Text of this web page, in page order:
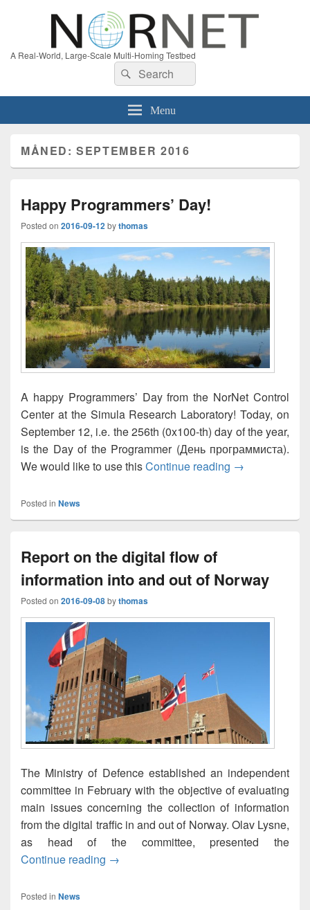
A Real-World, Large-Scale Multi-Homing Testbed
Search
for:
Search
Menu
MÅNED:SEPTEMBER 2016
Happy Programmers’ Day!
Posted on 2016-09-12bythomas
A happy Programmers’ Day from the NorNet Control
Center at the Simula Research Laboratory! Today, on
September 12, i.e. the 256th (0x100-th) day of the year,
is the Day of the Programmer (День программиста).
We would like to use thisContinue reading Happy
→
Posted in News
Report on the digital flow of
information into and out of Norway
Posted on 2016-09-08bythomas
The Ministry of Defence established an independent
committee in February with the objective of evaluating
main issues concerning the collection of information
from the digital traffic in and out of Norway. Olav Lysne,
as head of the committee, presented the
Continue reading Report on the digital flow of information
→
Posted in News